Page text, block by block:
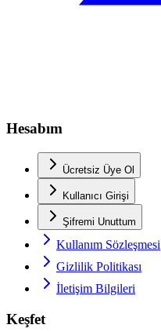
Hesabım
Ücretsiz Üye Ol
Kullanıcı Girişi
Şifremi Unuttum
Kullanım Sözleşmesi
Gizlilik Politikası
İletişim Bilgileri
Keşfet